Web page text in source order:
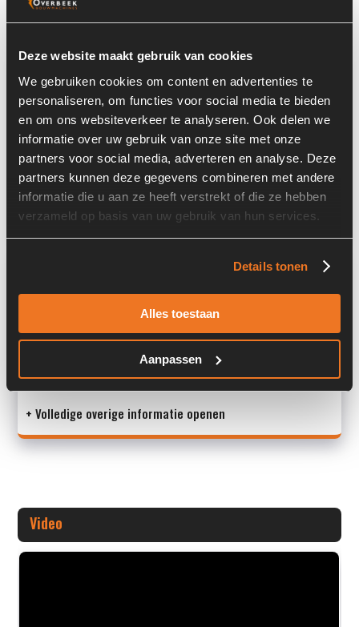
Deze website maakt gebruik van cookies
We gebruiken cookies om content en advertenties te
personaliseren, om functies voor social media te bieden
en om ons websiteverkeer te analyseren. Ook delen we
informatie over uw gebruik van onze site met onze
partners voor social media, adverteren en analyse. Deze
partners kunnen deze gegevens combineren met andere
informatie die u aan ze heeft verstrekt of die ze hebben
verzameld op basis van uw gebruik van hun services.
Details tonen
Alles toestaan
Aanpassen
Informatie
Locatie:
4C9I
Serienummer:
3955041/36
Past op de volgende machines:
Kaweco
Land:
Nederland
Stock number: 7448-006
Brand: Bondioli & Pavesi
Type 1: DN46FC
S/N: 39550
+ Volledige overige informatie openen
Video